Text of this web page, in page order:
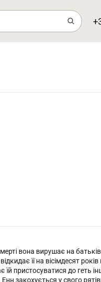
вона вирушає на
її на вісімдесят
пристосуватися до геть
закохується у свого